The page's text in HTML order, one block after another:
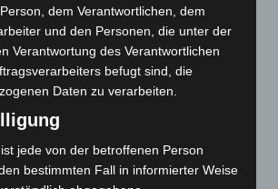
(94)
dem Verantwortlichen, dem
und den Personen, die unter der
Verantwortung des Verantwortlichen
befugt sind, die
Daten zu verarbeiten.
jede von der betroffenen Person
bestimmten Fall in informierter Weise